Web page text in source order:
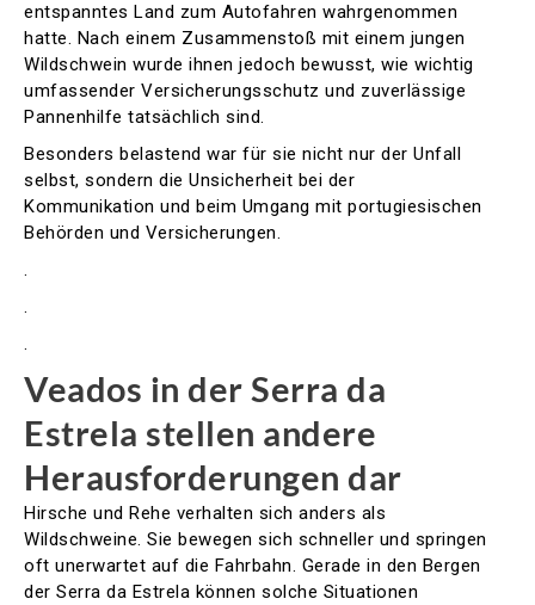
entspanntes Land zum Autofahren wahrgenommen
hatte. Nach einem Zusammenstoß mit einem jungen
Wildschwein wurde ihnen jedoch bewusst, wie wichtig
umfassender Versicherungsschutz und zuverlässige
Pannenhilfe tatsächlich sind.
Besonders belastend war für sie nicht nur der Unfall
selbst, sondern die Unsicherheit bei der
Kommunikation und beim Umgang mit portugiesischen
Behörden und Versicherungen.
.
.
.
Veados in der Serra da
Estrela stellen andere
Herausforderungen dar
Hirsche und Rehe verhalten sich anders als
Wildschweine. Sie bewegen sich schneller und springen
oft unerwartet auf die Fahrbahn. Gerade in den Bergen
der Serra da Estrela können solche Situationen